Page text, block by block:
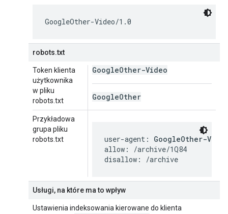
GoogleOther-Video/1.0
robots.txt
Token klienta
użytkownika
w pliku
robots.txt
GoogleOther-Video
GoogleOther
Przykładowa
grupa pliku
robots.txt
user-agent: GoogleOther-
allow: /archive/1Q84
disallow: /archive
Usługi, na które ma to wpływ
Ustawienia indeksowania kierowane do klienta